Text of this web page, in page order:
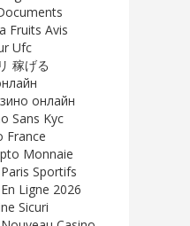
Fruits Avis
Ufc
稼げる
онлайн
Sans Kyc
France
Monnaie
Sportifs
Ligne 2026
Sicuri